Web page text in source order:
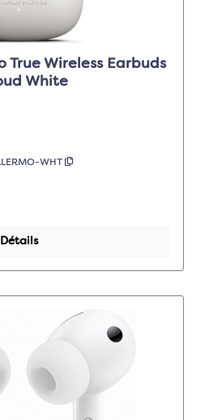
True Wireless Earbuds
White
WHT
Détails